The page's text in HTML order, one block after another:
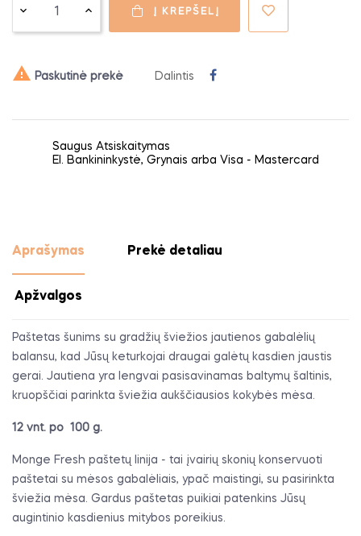
Į KREPŠELĮ
 Paskutinė prekė Dalintis
Saugus Atsiskaitymas
El. Bankininkystė, Grynais arba Visa - Mastercard
Aprašymas Prekė detaliau
Apžvalgos
Paštetas šunims su gradžių šviežios jautienos gabalėlių
balansu, kad Jūsų keturkojai draugai galėtų kasdien jaustis
gerai. Jautiena yra lengvai pasisavinamas baltymų šaltinis,
kruopščiai parinkta šviežia aukščiausios kokybės mėsa.
12 vnt. po 100 g.
Monge Fresh paštetų linija - tai įvairių skonių konservuoti
paštetai su mėsos gabalėliais, ypač maistingi, su pasirinkta
šviežia mėsa. Gardus paštetas puikiai patenkins Jūsų
augintinio kasdienius mitybos poreikius.